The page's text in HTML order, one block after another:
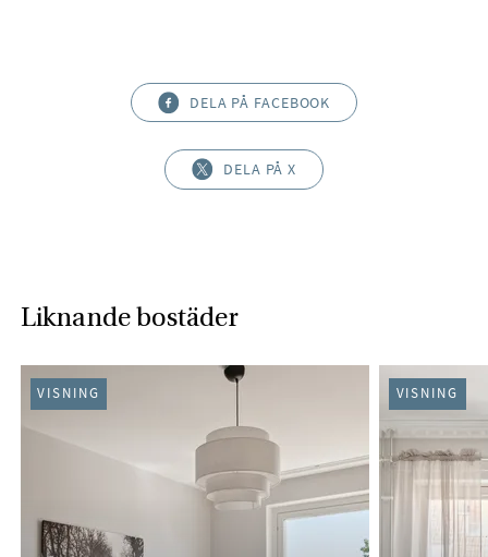
DELA PÅ FACEBOOK
DELA PÅ X
Liknande bostäder
VISNING VISNING